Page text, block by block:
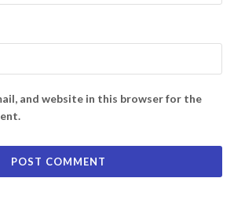
and website in this browser for the